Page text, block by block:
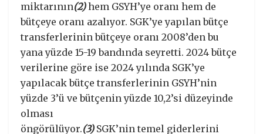
miktarının(2)hem GSYH’ye oranı hem de
bütçeye oranı azalıyor. SGK’ye yapılan bütçe
transferlerinin bütçeye oranı 2008’den bu
yana yüzde 15-19 bandında seyretti. 2024 bütçe
verilerine göre ise 2024 yılında SGK’ye
yapılacak bütçe transferlerinin GSYH’nin
yüzde 3’ü ve bütçenin yüzde 10,2’si düzeyinde
olması
öngörülüyor.(3)SGK’nin temel giderlerini